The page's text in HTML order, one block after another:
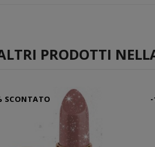
PRODOTTI
SCONTATO